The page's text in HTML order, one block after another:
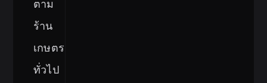
ตาม
ร้าน
เกษตร
ทั่วไป